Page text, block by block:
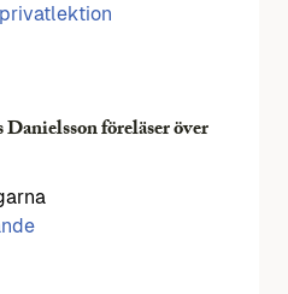
föreläser över